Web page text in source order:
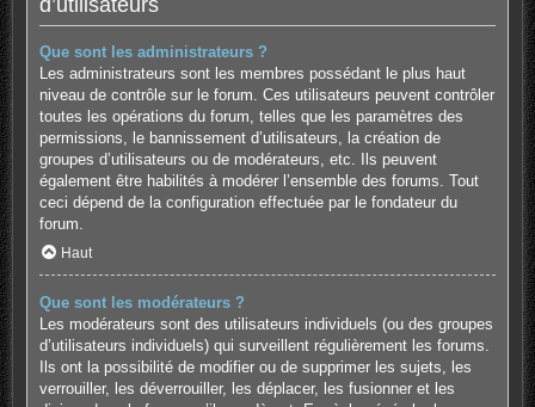
d’utilisateurs
Que sont les administrateurs ?
Les administrateurs sont les membres possédant le plus haut
niveau de contrôle sur le forum. Ces utilisateurs peuvent contrôler
toutes les opérations du forum, telles que les paramètres des
permissions, le bannissement d’utilisateurs, la création de
groupes d’utilisateurs ou de modérateurs, etc. Ils peuvent
également être habilités à modérer l’ensemble des forums. Tout
ceci dépend de la configuration effectuée par le fondateur du
forum.
Haut
Que sont les modérateurs ?
Les modérateurs sont des utilisateurs individuels (ou des groupes
d’utilisateurs individuels) qui surveillent régulièrement les forums.
Ils ont la possibilité de modifier ou de supprimer les sujets, les
verrouiller, les déverrouiller, les déplacer, les fusionner et les